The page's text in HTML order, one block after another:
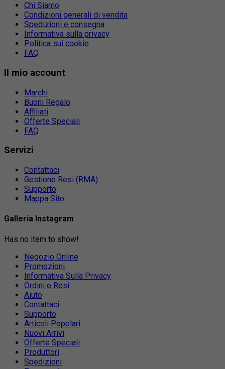
Chi Siamo
Condizioni generali di vendita
Spedizioni e consegna
Informativa sulla privacy
Politica sui cookie
FAQ
Il mio account
Marchi
Buoni Regalo
Affiliati
Offerte Speciali
FAQ
Servizi
Contattaci
Gestione Resi (RMA)
Supporto
Mappa Sito
Galleria Instagram
Has no item to show!
Negozio Online
Promozioni
Informativa Sulla Privacy
Ordini e Resi
Aiuto
Contattaci
Supporto
Articoli Popolari
Nuovi Arrivi
Offerte Speciali
Produttori
Spedizioni